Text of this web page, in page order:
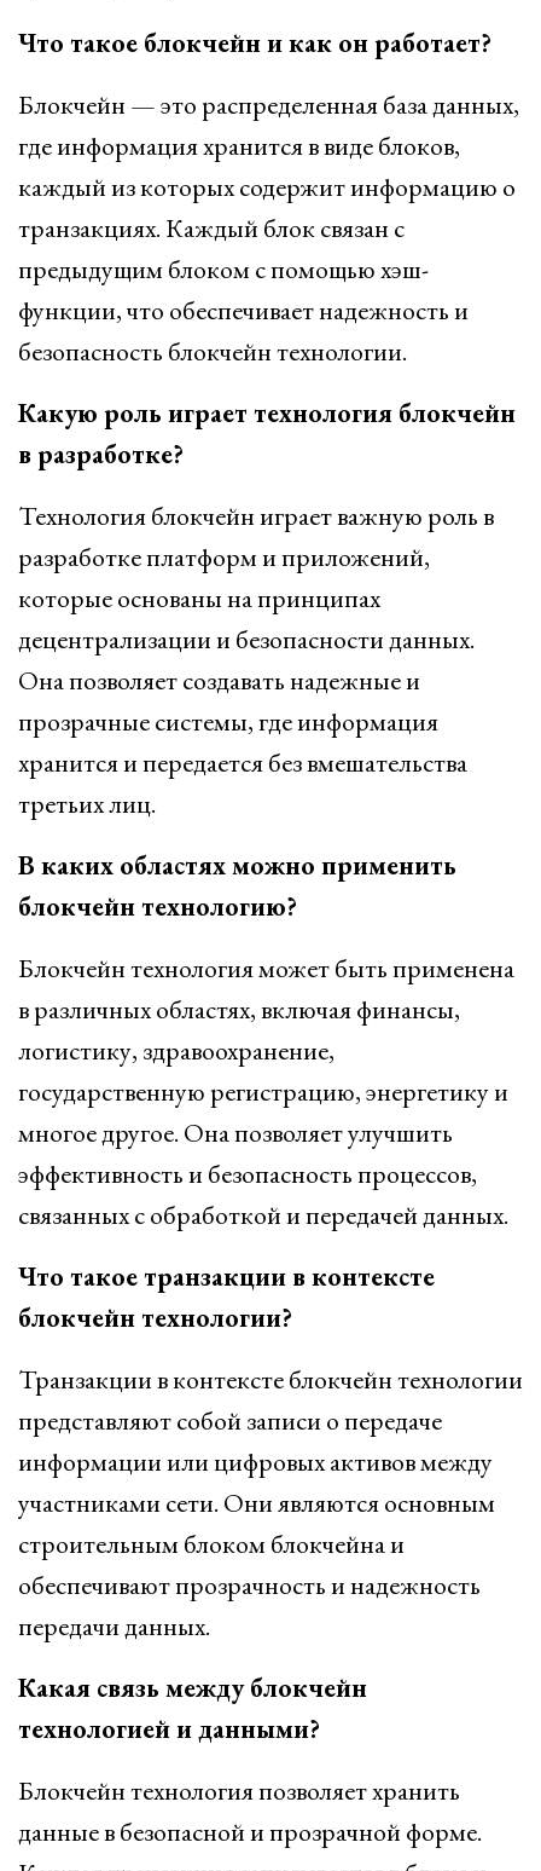
Что такое блокчейн и как он работает?
Блокчейн — это распределенная база данных,
где информация хранится в виде блоков,
каждый из которых содержит информацию о
транзакциях. Каждый блок связан с
предыдущим блоком с помощью хэш-
функции, что обеспечивает надежность и
безопасность блокчейн технологии.
Какую роль играет технология блокчейн
в разработке?
Технология блокчейн играет важную роль в
разработке платформ и приложений,
которые основаны на принципах
децентрализации и безопасности данных.
Она позволяет создавать надежные и
прозрачные системы, где информация
хранится и передается без вмешательства
третьих лиц.
В каких областях можно применить
блокчейн технологию?
Блокчейн технология может быть применена
в различных областях, включая финансы,
логистику, здравоохранение,
государственную регистрацию, энергетику и
многое другое. Она позволяет улучшить
эффективность и безопасность процессов,
связанных с обработкой и передачей данных.
Что такое транзакции в контексте
блокчейн технологии?
Транзакции в контексте блокчейн технологии
представляют собой записи о передаче
информации или цифровых активов между
участниками сети. Они являются основным
строительным блоком блокчейна и
обеспечивают прозрачность и надежность
передачи данных.
Какая связь между блокчейн
технологией и данными?
Блокчейн технология позволяет хранить
данные в безопасной и прозрачной форме.